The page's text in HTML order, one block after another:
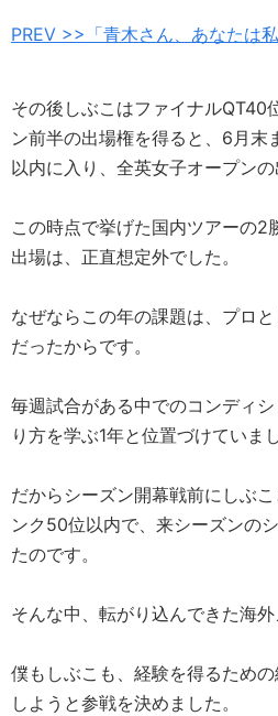
PREV >>「青木さん、あなたは
その後しぶこはファイナルQT40
ン前半の出場権を得ると、6月末
以内に入り、全英女子オープンの
この時点で挙げた国内ツアーの2
出場は、正直想定外でした。
なぜならこの年の課題は、プロ
だったからです。
毎週試合がある中でのコンディ
り方を学ぶ1年と位置づけていまし
だからシーズン開幕戦前にしぶ
ンク50位以内で、来シーズンの
たのです。
そんな中、転がり込んできた海外
僕もしぶこも、経験を得るため
しようと参戦を決めました。